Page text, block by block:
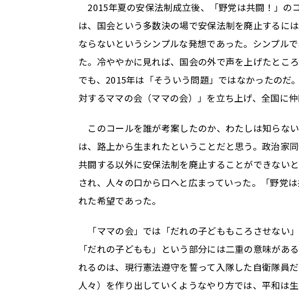
2015年夏の安保法制成立後、「野党は共闘！」の
は、国会という多数決の場で安保法制を廃止するに
ならないというシンプルな発想であった。シンプル
た。冷ややかに見れば、国会の外で声を上げたとこ
でも、2015年は「そういう問題」ではなかったのだ
対するママの会（ママの会）」を立ち上げ、全国に仲
このコールを誰が考案したのか、わたしは知らな
は、路上から生まれたということだと思う。政治家
共闘する以外に安保法制を廃止することができない
され、人々の口から口へと広まっていった。「野党
れた希望であった。
「ママの会」では「だれの子どももころさせない
「だれの子どもも」という部分には二重の意味があ
れるのは、現行憲法遵守を誓って入隊した自衛隊員
人々）を作り出していくようなやり方では、平和は